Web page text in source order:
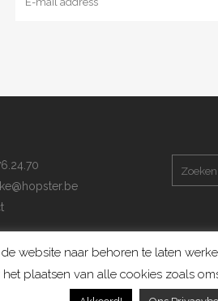
Konijnenadviesbureau Hopster
website naar behoren te laten
plaatsen van alle cookies zoals